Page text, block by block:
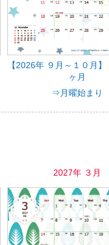
【2026年 ９月～１０月
ヶ月
⇒月曜始まり
2027年 ３月